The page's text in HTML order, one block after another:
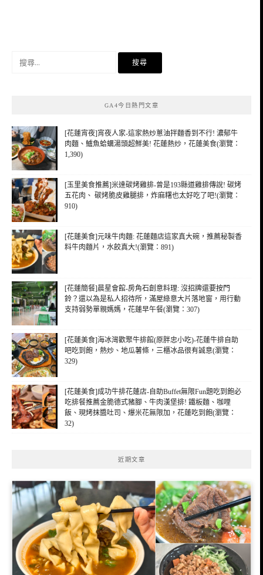
GA4今日熱門文章
[花蓮宵夜]宵夜人家-這家熱炒蔥油拌麵香到不行! 濃郁牛
肉麵、鱸魚蛤蠣湯頭超鮮美! 花蓮熱炒，花蓮美食(瀏覽：
1,390)
[玉里美食推薦]米達碳烤雞排-曾是193縣道雞排傳說! 碳烤
五花肉、 碳烤脆皮雞腿排，炸麻糬也太好吃了吧!(瀏覽：
910)
[花蓮美食]元味牛肉麵: 花蓮麵店這家真大碗，推薦秘製香
料牛肉麵片，水餃真大!(瀏覽：891)
[花蓮簡餐]晨星會館-房角石創意料理: 沒招牌還要按門
鈴？還以為是私人招待所，滿屋綠意大片落地窗，用行動
支持弱勢單親媽媽，花蓮早午餐(瀏覽：307)
[花蓮美食]海冰灣歡聚牛排館(原胖忠小吃)-花蓮牛排自助
吧吃到飽，熱炒、地瓜薯條，三櫃冰品很有誠意(瀏覽：
329)
[花蓮美食]成功牛排花蓮店-自助Buffet無限Fun題吃到飽必
吃排餐推薦金脆德式豬腳、牛肉漢堡排! 鐵板麵、咖哩
飯、現烤抹醬吐司、爆米花無限加，花蓮吃到飽(瀏覽：
32)
近期文章